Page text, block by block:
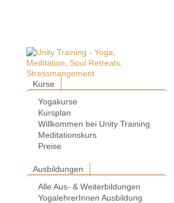
Kurse
Yogakurse
Kursplan
Willkommen bei Unity Training
Meditationskurs
Preise
Ausbildungen
Alle Aus- & Weiterbildungen
YogalehrerInnen Ausbildung